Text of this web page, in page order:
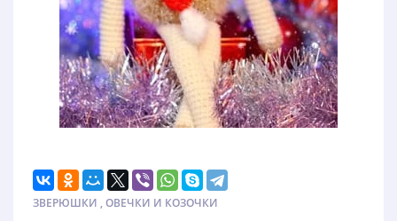
ЗВЕРЮШКИ ,ОВЕЧКИ И КОЗОЧКИ